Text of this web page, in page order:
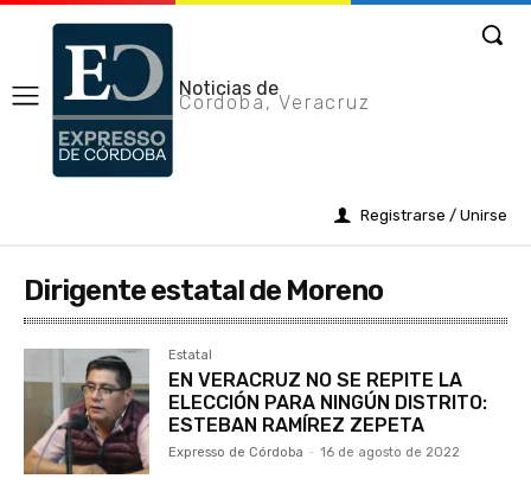
Noticias de
Cordoba, Veracruz
Registrarse / Unirse
Dirigente estatal de Moreno
Estatal
EN VERACRUZ NO SE REPITE LA
ELECCIÓN PARA NINGÚN DISTRITO:
ESTEBAN RAMÍREZ ZEPETA
Expresso de Córdoba - 16 de agosto de 2022